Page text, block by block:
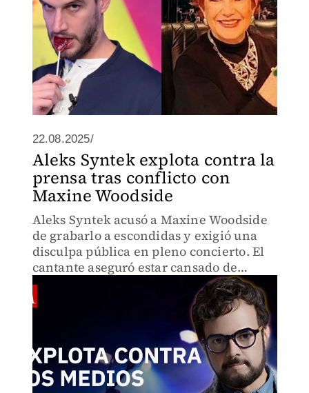
22.08.2025/
Aleks Syntek explota contra la
prensa tras conflicto con
Maxine Woodside
Aleks Syntek acusó a Maxine Woodside
de grabarlo a escondidas y exigió una
disculpa pública en pleno concierto. El
cantante aseguró estar cansado de
polémicas mediáticas y anunció que ya
no dará entrevistas.